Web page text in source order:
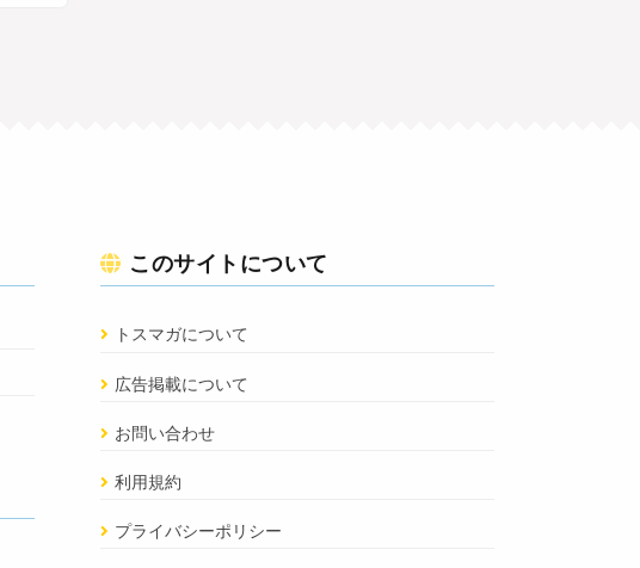
このサイトについて
トスマガについて
広告掲載について
お問い合わせ
利用規約
プライバシーポリシー